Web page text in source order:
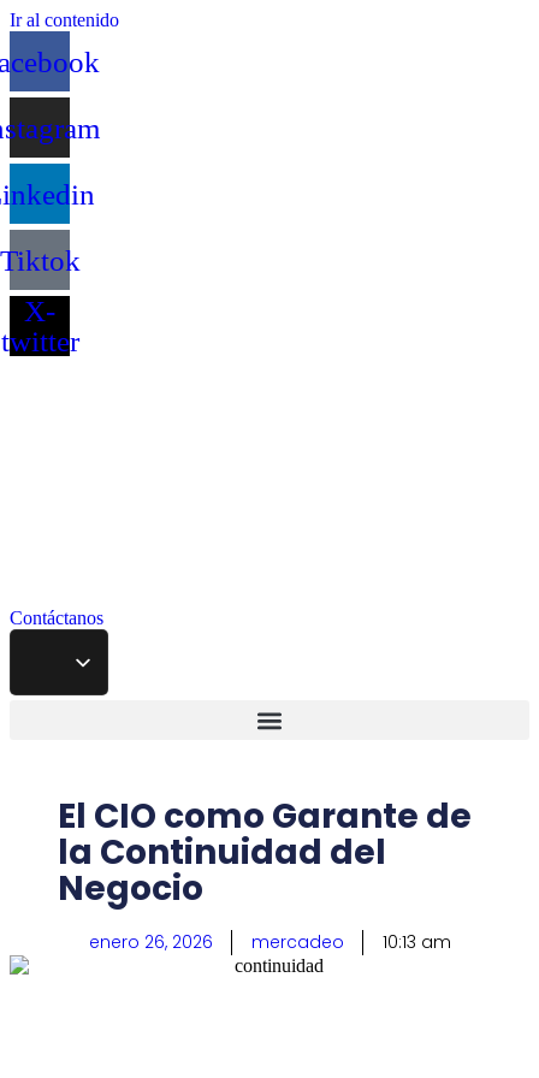
Ir al contenido
Tiktok
X-
twitter
Contáctanos
El CIO como Garante de
la Continuidad del
Negocio
enero 26, 2026 mercadeo 10:13 am